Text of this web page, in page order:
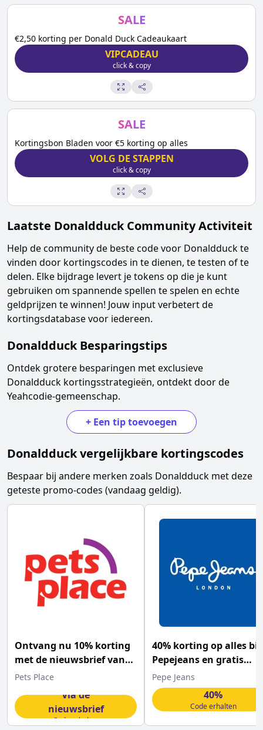
SALE
€2,50 korting per Donald Duck Cadeaukaart
VIPCADEAU
click & copy
SALE
Kortingsbon Bladen voor €5 korting op alles
VOLG DE STAPPEN
click & copy
Laatste DonaldduckCommunity Activiteit
Help de community de beste code voor Donaldduckte
vinden door kortingscodes in te dienen, te testen of te
delen. Elke bijdrage levert je tokens op die je kunt
gebruiken om spannende spellen te spelen en echte
geldprijzen te winnen! Jouw input verbetert de
kortingsdatabase voor iedereen.
Donaldduck Besparingstips
Ontdek grotere besparingen met exclusieve
Donaldduck kortingsstrategieën, ontdekt door de
Yeahcodie-gemeenschap.
+ Een tip toevoegen
Donaldduckvergelijkbare kortingscodes
Bespaar bij andere merken zoals Donaldduck met deze
geteste promo-codes (vandaag geldig).
Ontvang nu 10% korting
met de nieuwsbrief van
Petsplace
Pets Place
Via de
nieuwsbrief
Code erhalten
40% korting op alles bij
Pepejeans en gratis
verzending
Pepe Jeans
40%
Code erhalten